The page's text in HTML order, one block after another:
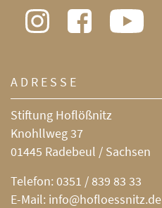
ADRESSE
Stiftung Hoflößnitz
Knohllweg 37
01445 Radebeul / Sachsen
Telefon: 0351 / 839 83 33
E-Mail: info@hofloessnitz.de